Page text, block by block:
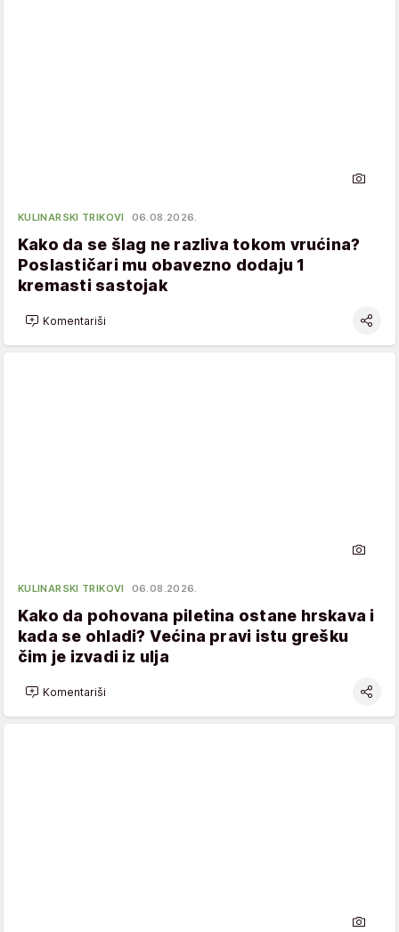
KULINARSKI TRIKOVI 06.08.2026.
Kako da se šlag ne razliva tokom vrućina?
Poslastičari mu obavezno dodaju 1
kremasti sastojak
Komentariši
KULINARSKI TRIKOVI 06.08.2026.
Kako da pohovana piletina ostane hrskava i
kada se ohladi? Većina pravi istu grešku
čim je izvadi iz ulja
Komentariši